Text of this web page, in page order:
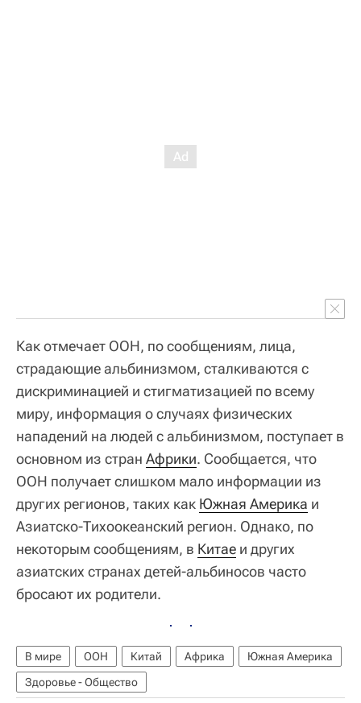
Как отмечает ООН, по сообщениям, лица,
страдающие альбинизмом, сталкиваются с
дискриминацией и стигматизацией по всему
миру, информация о случаях физических
нападений на людей с альбинизмом, поступает в
основном из стран Африки. Сообщается, что
ООН получает слишком мало информации из
других регионов, таких как Южная Америка и
Азиатско-Тихоокеанский регион. Однако, по
некоторым сообщениям, в Китае и других
азиатских странах детей-альбиносов часто
бросают их родители.
В мире ООН Китай Африка
Южная Америка
Здоровье - Общество